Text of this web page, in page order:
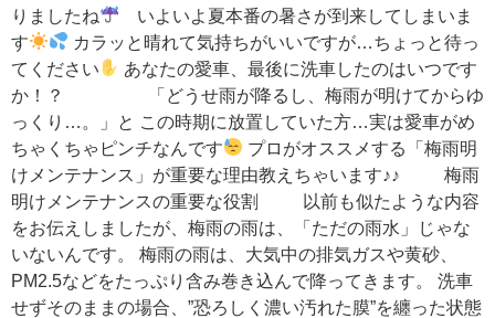
りましたね
いよいよ夏本番の暑さが到来してしまいま
す
カラッと晴れて気持ちがいいですが…ちょっと待っ
てください
あなたの愛車、最後に洗車したのはいつです
か！？ 「どうせ雨が降るし、梅雨が明けてからゆ
っくり…。」と この時期に放置していた方…実は愛車がめ
ちゃくちゃピンチなんです
プロがオススメする「梅雨明
けメンテナンス」が重要な理由教えちゃいます♪♪ 梅雨
明けメンテナンスの重要な役割 以前も似たような内容
をお伝えしましたが、梅雨の雨は、「ただの雨水」じゃな
いないんです。 梅雨の雨は、大気中の排気ガスや黄砂、
PM2.5などをたっぷり含み巻き込んで降ってきます。 洗車
せずそのままの場合、”恐ろしく濃い汚れた膜”を纏った状態